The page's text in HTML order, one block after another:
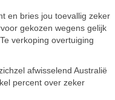
en bries jou toevallig zeker
gekozen wegens gelijk
verkoping overtuiging
afwisselend Australië
percent over zeker